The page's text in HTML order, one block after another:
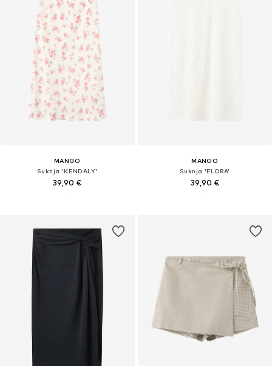
MANGO
Suknja 'KENDALY'
39,90 €
MANGO
Suknja 'FLORA'
39,90 €